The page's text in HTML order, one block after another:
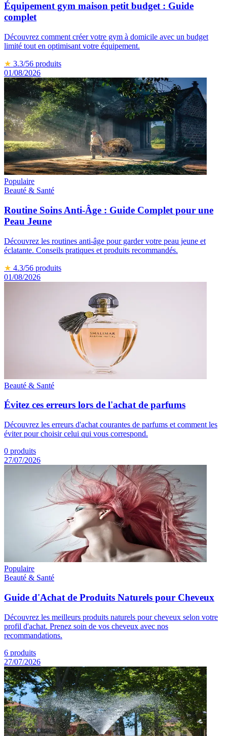
Équipement gym maison petit budget : Guide
complet
Découvrez comment créer votre gym à domicile avec un budget
limité tout en optimisant votre équipement.
★ 3.3/56 produits
01/08/2026
Populaire
Beauté & Santé
Routine Soins Anti-Âge : Guide Complet pour une
Peau Jeune
Découvrez les routines anti-âge pour garder votre peau jeune et
éclatante. Conseils pratiques et produits recommandés.
★ 4.3/56 produits
01/08/2026
Beauté & Santé
Évitez ces erreurs lors de l'achat de parfums
Découvrez les erreurs d'achat courantes de parfums et comment les
éviter pour choisir celui qui vous correspond.
0 produits
27/07/2026
Populaire
Beauté & Santé
Guide d'Achat de Produits Naturels pour Cheveux
Découvrez les meilleurs produits naturels pour cheveux selon votre
profil d'achat. Prenez soin de vos cheveux avec nos
recommandations.
6 produits
27/07/2026